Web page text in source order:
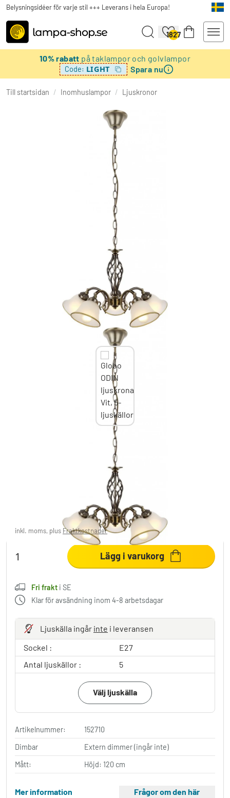
Belysningsidéer för varje stil +++ Leverans i hela Europa!
1827
10% rabatt på taklampor och golvlampor
Code: LIGHT Spara nu
Till startsidan / Inomhuslampor / Ljuskronor
Globo ODIN ljuskrona Vit, 5-ljuskällor
296,00 kr OP:1 867,95 kr
inkl. moms, plus Fraktkostnader,Fri frakt i SE
Lägg i varukorg
Fri frakt i SE
Klar för avsändning inom 4-8 arbetsdagar
Ljuskälla ingår inte i leveransen
Sockel :
E27
Antal ljuskällor :
5
Välj ljuskälla
Artikelnummer:
152710
Dimbar
Extern dimmer (ingår inte)
Mått:
Höjd: 120 cm
Mer information
Frågor om den här